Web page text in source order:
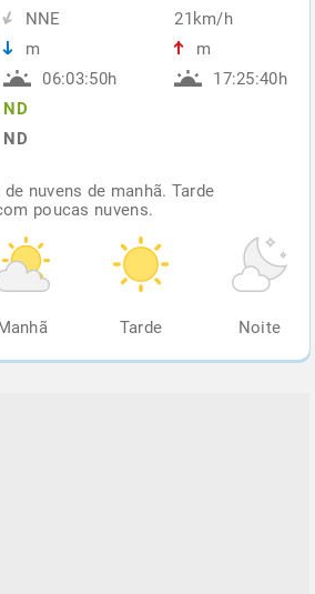
NNE
m
06:03:50h
ND
ND
21km/h
m
17:25:40h
nuvens de manhã. Tarde
poucas nuvens.
Tarde Noite